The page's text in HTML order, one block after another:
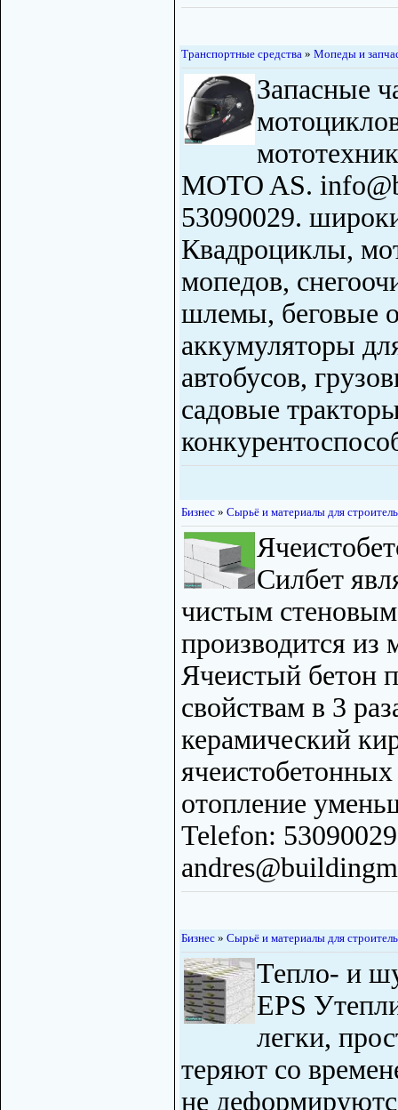
Транспортные средства » Мопеды и
Запасные
MOTO AS.
53090029.
Квадроциклы,
мопедов,
шлемы, беговые
аккумуляторы
автобусов,
садовые
Бизнес » Сырьё и материалы для
Силбет
чистым
производится из
Ячеистый бетон
свойствам в 3
керамический
отопление
Telefon:
Бизнес » Сырьё и материалы для
Тепло- и
EPS
легки,
теряют со
не